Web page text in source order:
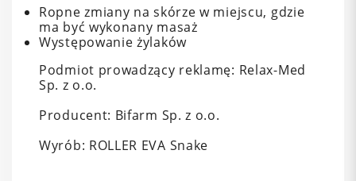
Ropne zmiany na skórze w miejscu, gdzie
ma być wykonany masaż
Występowanie żylaków
Podmiot prowadzący reklamę: Relax-Med
Sp. z o.o.
Producent: Bifarm Sp. z o.o.
Wyrób: ROLLER EVA Snake